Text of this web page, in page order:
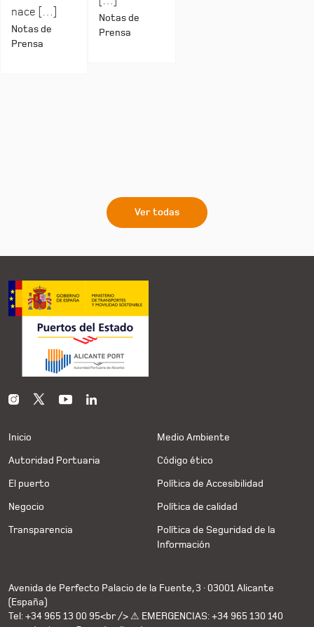
nace […]
Notas de
Prensa
Notas de
Prensa
Ver todas
Inicio
Autoridad Portuaria
El puerto
Negocio
Transparencia
Medio Ambiente
Código ético
Política de Accesibilidad
Política de calidad
Política de Seguridad de la
Información
Avenida de Perfecto Palacio de la Fuente, 3 · 03001 Alicante
(España)
Tel: +34 965 13 00 95<br /> ⚠ EMERGENCIAS: +34 965 130 140